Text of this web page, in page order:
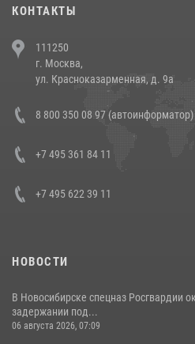
напавших на бригаду скорой помощи
14 июля 2026, 12:20
В Росгвардии прошла военно-
боевого опыта
КОНТАКТЫ
111250
г. Москва,
ул. Красноказарменная, д. 9а
8 800 350 08 97 (автоинформатор)
+7 495 361 84 11
+7 495 622 39 11
НОВОСТИ
В Новосибирске спецназ Росгвардии
задержании под...
06 августа 2026, 07:09